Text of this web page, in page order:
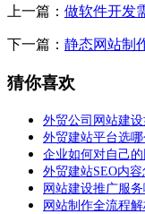
上一篇： 做软件开发
下一篇： 静态网站制
猜你喜欢
外贸公司网站建
外贸建站平台选
企业如何对自己
外贸建站SEO内
网站建设推广服
网站制作全流程